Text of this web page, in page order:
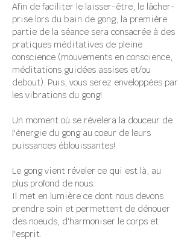
Afin de faciliter le laisser-être, le lâcher-
prise lors du bain de gong, la première
partie de la séance sera consacrée à des
pratiques méditatives de pleine
conscience (mouvements en conscience,
méditations guidées assises et/ou
debout). Puis, vous serez enveloppées par
les vibrations du gong!
Un moment où se révelera la douceur de
l'énergie du gong au coeur de leurs
puissances éblouissantes!
Le gong vient réveler ce qui est là, au
plus profond de nous.
Il met en lumière ce dont nous devons
prendre soin et permettent de dénouer
des noeuds, d'harmoniser le corps et
l'esprit.